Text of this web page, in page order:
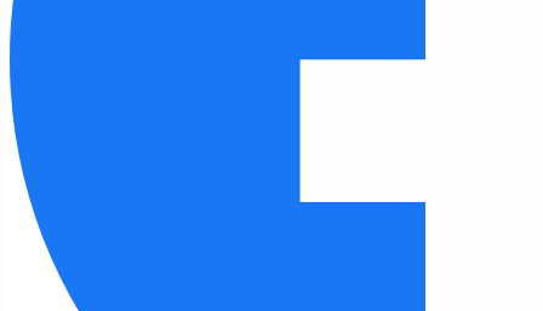
Strona główna
"Puchatek"